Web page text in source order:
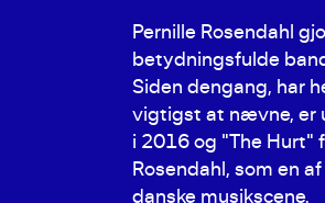
Pernille Rosendahl
betydningsfulde
Siden dengang, har
vigtigst at nævne, er
i 2016 og "The Hurt"
Rosendahl, som en
danske musikscene.